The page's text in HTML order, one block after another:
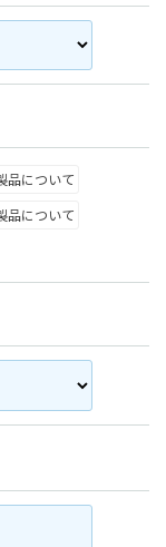
品について
品について